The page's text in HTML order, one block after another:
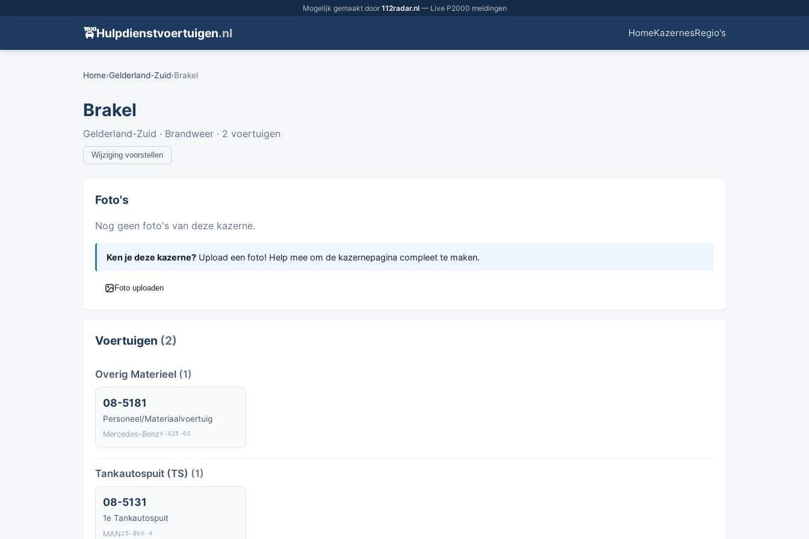
Mogelijk gemaakt door 112radar.nl— Live P2000 meldingen
🚖Hulpdienstvoertuigen.nl HomeKazernesRegio's
Home›Gelderland-Zuid›Brakel
Brakel
Gelderland-Zuid · Brandweer · 2 voertuigen
Wijziging voorstellen
Foto's
Nog geen foto's van deze kazerne.
Ken je deze kazerne? Upload een foto! Help mee om de kazernepagina compleet te maken.
Foto uploaden
Voertuigen (2)
Overig Materieel (1)
08-5181
Personeel/Materiaalvoertuig
Mercedes-BenzV-325-GS
Tankautospuit (TS) (1)
08-5131
1e Tankautospuit
MAN25-BVX-4